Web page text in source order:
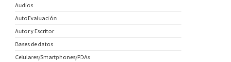
Audios
AutoEvaluación
Autor y Escritor
Bases de datos
Celulares/Smartphones/PDAs